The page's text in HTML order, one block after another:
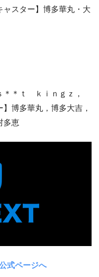
スター】博多華丸・大
＊＊ｔ ｋｉｎｇｚ，
博多華丸，博多大吉，
多恵
式ページへ